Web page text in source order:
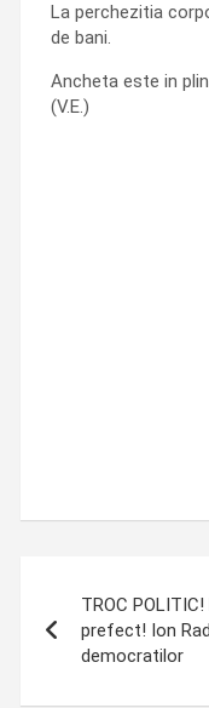
La perchezitia
de bani.
Ancheta este in
(V.E.)
navigation
TROC
prefect! Ion
democratilor